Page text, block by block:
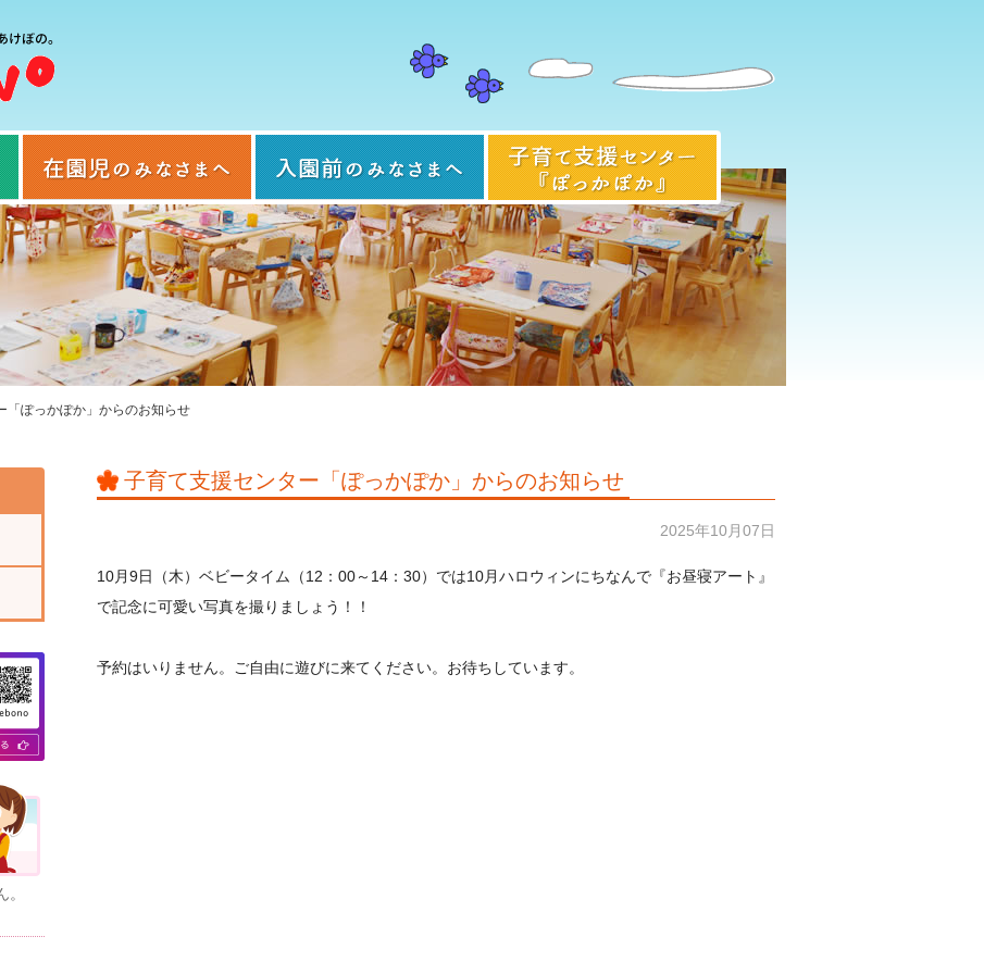
当園について 在園児のみなさまへ 入園前のみなさまへ
「ぽっかぽか」からのお知らせ
子育て支援センター「ぽっかぽか」からのお知らせ
2025年10月07日
10月9日（木）ベビータイム（12：00～14：30）では10月ハロウィンにちなんで『お昼寝アート』
で記念に可愛い写真を撮りましょう！！
予約はいりません。ご自由に遊びに来てください。お待ちしています。